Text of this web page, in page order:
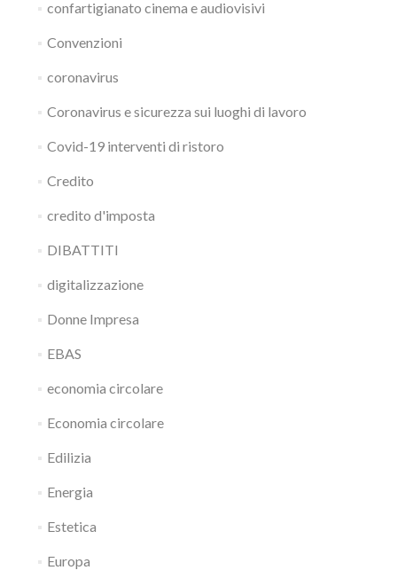
confartigianato cinema e audiovisivi
Convenzioni
coronavirus
Coronavirus e sicurezza sui luoghi di lavoro
Covid-19 interventi di ristoro
Credito
credito d'imposta
DIBATTITI
digitalizzazione
Donne Impresa
EBAS
economia circolare
Economia circolare
Edilizia
Energia
Estetica
Europa